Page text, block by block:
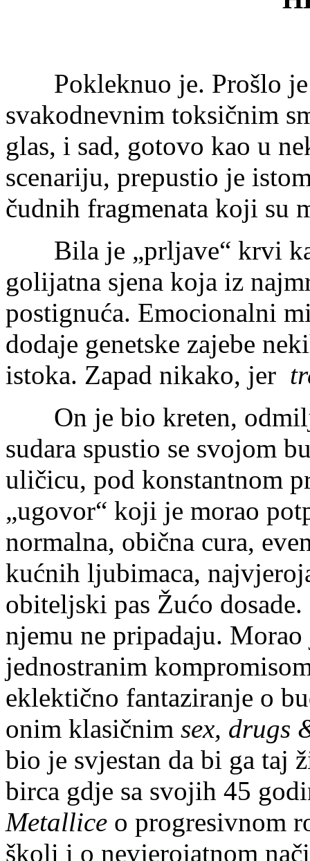
Pokleknuo je. Prošlo je
svakodnevnim toksičnim
glas, i sad, gotovo kao u
scenariju, prepustio je
čudnih fragmenata koji su
Bila je „prljave“ krvi
golijatna sjena koja iz
postignuća. Emocionalni
dodaje genetske zajebe
istoka. Zapad nikako, jer
On je bio kreten,
sudara spustio se svojom
uličicu, pod konstantnom
„ugovor“ koji je morao
normalna, obična cura,
kućnih ljubimaca,
obiteljski pas Žućo
njemu ne pripadaju.
jednostranim
eklektično fantaziranje o
onim klasičnim sex, drugs
bio je svjestan da bi ga taj
birca gdje sa svojih 45
Metallice o progresivnom
školi i o nevjerojatnom